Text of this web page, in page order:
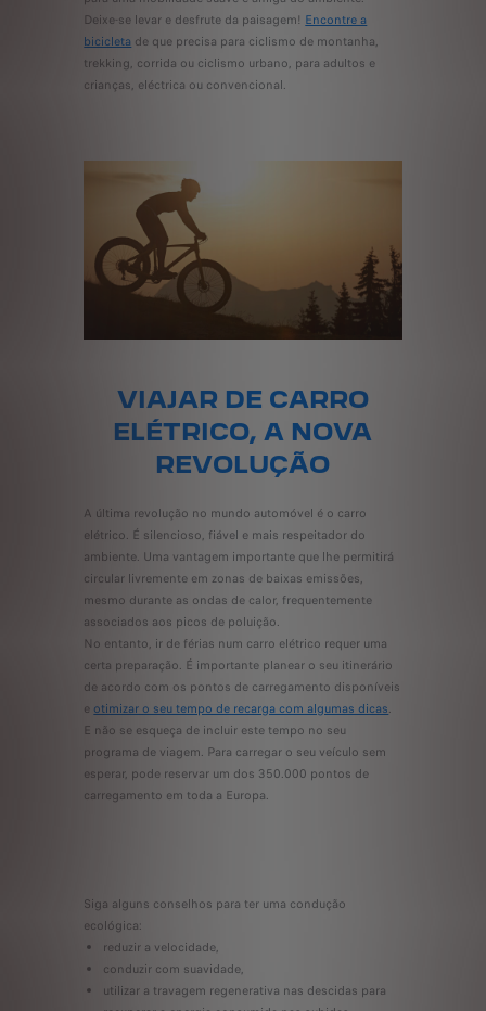
Deixe-se levar e desfrute da paisagem! Encontre a
bicicleta de que precisa para ciclismo de montanha,
trekking, corrida ou ciclismo urbano, para adultos e
crianças, eléctrica ou convencional.
VIAJAR DE CARRO
ELÉTRICO, A NOVA
REVOLUÇÃO
A última revolução no mundo automóvel é o carro
elétrico. É silencioso, fiável e mais respeitador do
ambiente. Uma vantagem importante que lhe permitirá
circular livremente em zonas de baixas emissões,
mesmo durante as ondas de calor, frequentemente
associados aos picos de poluição.
No entanto, ir de férias num carro elétrico requer uma
certa preparação. É importante planear o seu itinerário
de acordo com os pontos de carregamento disponíveis
e otimizar o seu tempo de recarga com algumas dicas.
E não se esqueça de incluir este tempo no seu
programa de viagem. Para carregar o seu veículo sem
esperar, pode reservar um dos 350.000 pontos de
carregamento em toda a Europa.
Siga alguns conselhos para ter uma condução
ecológica:
reduzir a velocidade,
conduzir com suavidade,
utilizar a travagem regenerativa nas descidas para